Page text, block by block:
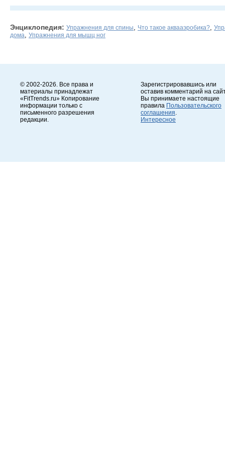
Энциклопедия: Упражнения для спины Что такое аквааэробика?
дома
Упражнения для мышц ног
© 2002-2026. Все права и
материалы принадлежат
«FitTrends.ru» Копирование
информации только с
письменного разрешения
редакции.
Зарегистрировавшись или
оставив комментарий на
Вы принимаете настоящие
правила Пользовательского
соглашения
Интересное